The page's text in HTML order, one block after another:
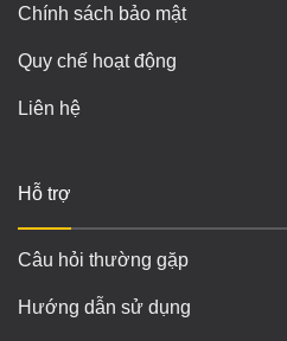
Chính sách bảo mật
Quy chế hoạt động
Liên hệ
Hỗ trợ
Câu hỏi thường gặp
Hướng dẫn sử dụng